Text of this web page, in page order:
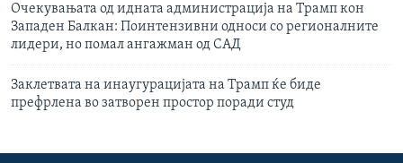
Очекувањата од идната администрација на Трамп кон
Западен Балкан: Поинтензивни односи со регионалните
лидери, но помал ангажман од САД
Заклетвата на инаугурацијата на Трамп ќе биде
префрлена во затворен простор поради студ